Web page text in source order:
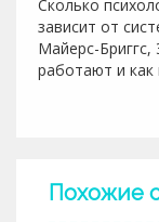
Сколько
зависит от
Майерс-Бриггс,
работают и как
Похожие